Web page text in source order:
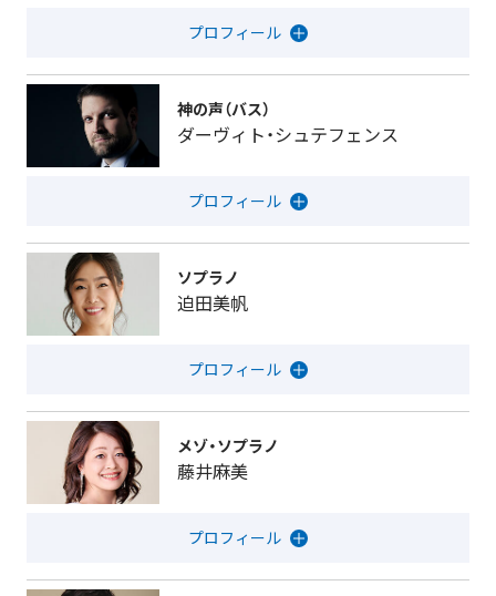
神の声（バス）
ダーヴィト・シュテフェンス
ソプラノ
迫田美帆
メゾ・ソプラノ
藤井麻美